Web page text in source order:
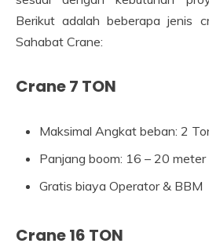
Berikut adalah beberapa jenis
Sahabat Crane:
Crane 7 TON
Maksimal Angkat beban: 2
Panjang boom: 16 – 20 meter
Gratis biaya Operator & BBM
Crane 16 TON